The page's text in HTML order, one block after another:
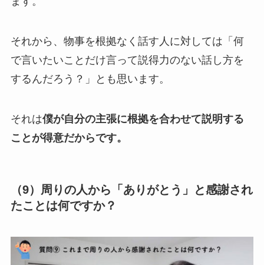
それから、物事を根拠なく話す人に対しては「何
で言いたいことだけ言って説得力のない話し方を
するんだろう？」とも思います。
それは僕が自分の主張に根拠を合わせて説明する
ことが得意だからです。
（9）周りの人から「ありがとう」と感謝され
たことは何ですか？